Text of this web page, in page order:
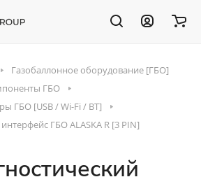
Газобаллонное оборудование [ГБО]
ГБО
ГБО [USB / Wi-Fi / BT]
ГБО ALASKA R [3 PIN]